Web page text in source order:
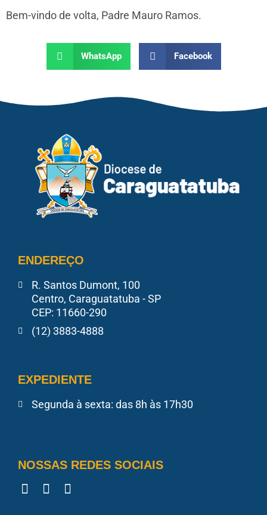
Bem-vindo de volta, Padre Mauro Ramos.
WhatsApp Facebook
ENDEREÇO
R. Santos Dumont, 100
Centro, Caraguatatuba - SP
CEP: 11660-290
(12) 3883-4888
EXPEDIENTE
Segunda à sexta: das 8h às 17h30
NOSSAS REDES SOCIAIS